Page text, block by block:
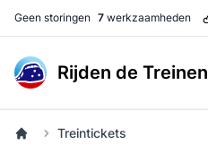
Geen storingen 7 werkzaamheden
Rijden de Treinen
Treintickets